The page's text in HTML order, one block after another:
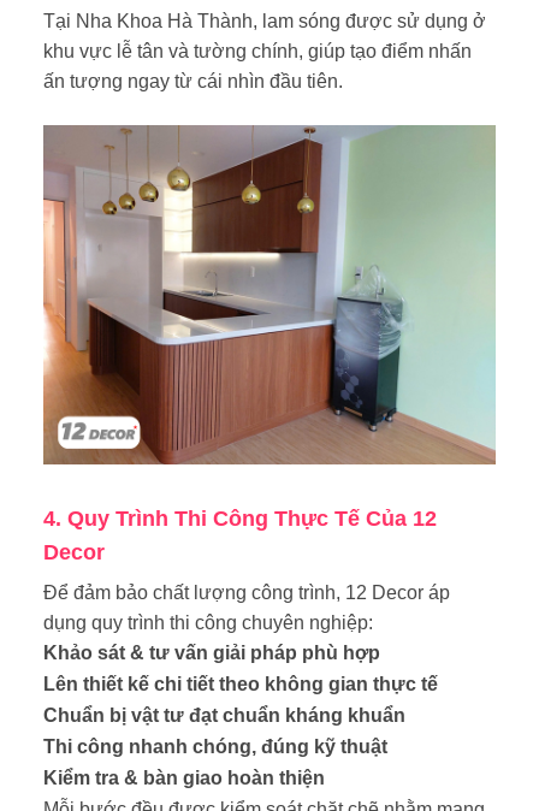
Tại Nha Khoa Hà Thành, lam sóng được sử dụng ở
khu vực lễ tân và tường chính, giúp tạo điểm nhấn
ấn tượng ngay từ cái nhìn đầu tiên.
4. Quy Trình Thi Công Thực Tế Của 12
Decor
Để đảm bảo chất lượng công trình, 12 Decor áp
dụng quy trình thi công chuyên nghiệp:
Khảo sát & tư vấn giải pháp phù hợp
Lên thiết kế chi tiết theo không gian thực tế
Chuẩn bị vật tư đạt chuẩn kháng khuẩn
Thi công nhanh chóng, đúng kỹ thuật
Kiểm tra & bàn giao hoàn thiện